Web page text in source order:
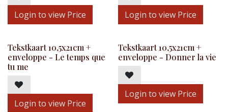
Login to view Price Login to view Price
Tekstkaart 10,5x21cm +
enveloppe - Le temps que
tu me
Login to view Price
Tekstkaart 10,5x21cm +
enveloppe - Donner la vie
Login to view Price